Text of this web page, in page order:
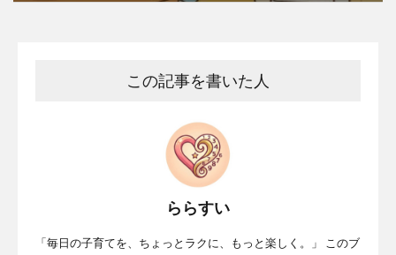
この記事を書いた人
ららすい
「毎日の子育てを、ちょっとラクに、もっと楽しく。」 このブ